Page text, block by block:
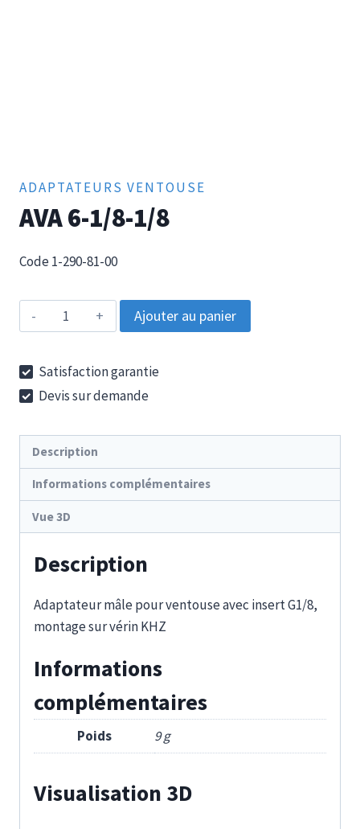
ADAPTATEURS VENTOUSE
AVA 6-1/8-1/8
Code 1-290-81-00
quantité
de
6-
1/8-
Ajouter au panier
Satisfaction garantie
Devis sur demande
Description
Informations complémentaires
Vue 3D
Description
Adaptateur mâle pour ventouse avec insert G1/8,
montage sur vérin KHZ
Informations
complémentaires
Poids 9 g
Visualisation 3D